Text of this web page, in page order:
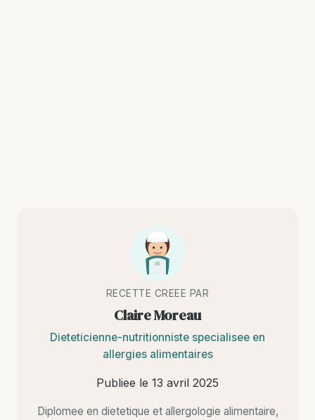
RECETTE CREEE PAR
Claire Moreau
Dieteticienne-nutritionniste specialisee en
allergies alimentaires
Publiee le 13 avril 2025
Diplomee en dietetique et allergologie alimentaire,